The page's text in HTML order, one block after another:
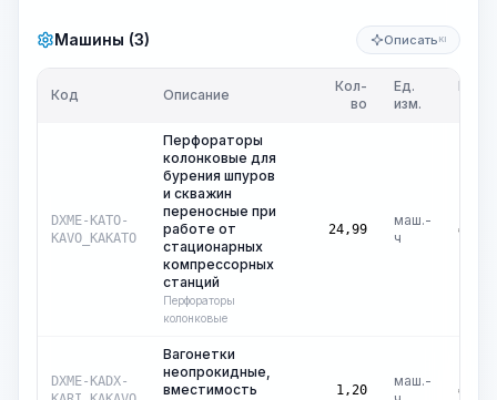
Машины (3) Описать KI
Код Описание
Кол-
во
Ед.
изм.
Цена/
DXME-KATO-
KAVO_KAKATO
Перфораторы
колонковые для
бурения шпуров
и скважин
переносные при
работе от
стационарных
компрессорных
станций
Перфораторы
колонковые
24,99
маш.-
ч
₽
DXME-KADX-
Вагонетки
неопрокидные,
вместимость
1,20
маш.-
₽